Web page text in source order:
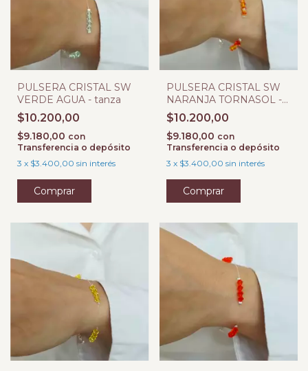
PULSERA CRISTAL SW
VERDE AGUA - tanza
$10.200,00
$9.180,00 con
Transferencia o depósito
3 x $3.400,00 sin interés
PULSERA CRISTAL SW
NARANJA TORNASOL -
tanza
$10.200,00
$9.180,00 con
Transferencia o depósito
3 x $3.400,00 sin interés